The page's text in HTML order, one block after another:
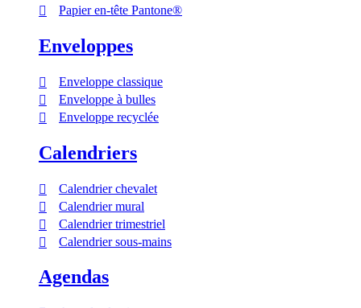
Papier en-tête Pantone®
Enveloppes
Enveloppe classique
Enveloppe à bulles
Enveloppe recyclée
Calendriers
Calendrier chevalet
Calendrier mural
Calendrier trimestriel
Calendrier sous-mains
Agendas